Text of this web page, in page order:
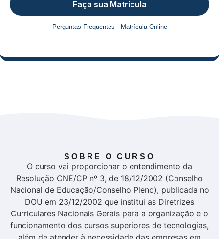
Faça sua Matrícula
Perguntas Frequentes - Matrícula Online
SOBRE O CURSO
O curso vai proporcionar o entendimento da
Resolução CNE/CP nº 3, de 18/12/2002 (Conselho
Nacional de Educação/Conselho Pleno), publicada no
DOU em 23/12/2002 que institui as Diretrizes
Curriculares Nacionais Gerais para a organização e o
funcionamento dos cursos superiores de tecnologias,